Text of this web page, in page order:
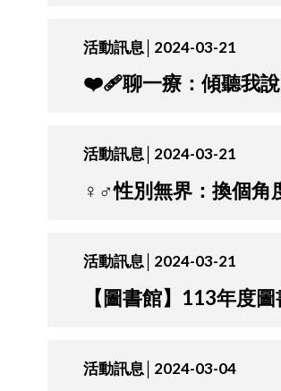
活動訊息│2024-03-21
❤️‍🩹聊一療：傾聽我說
活動訊息│2024-03-21
♀️♂️性別無界：換個角
活動訊息│2024-03-21
【圖書館】113年度
活動訊息│2024-03-04